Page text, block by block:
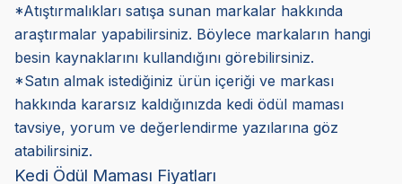
*Atıştırmalıkları satışa sunan markalar hakkında
araştırmalar yapabilirsiniz. Böylece markaların hangi
besin kaynaklarını kullandığını görebilirsiniz.
*Satın almak istediğiniz ürün içeriği ve markası
hakkında kararsız kaldığınızda kedi ödül maması
tavsiye, yorum ve değerlendirme yazılarına göz
atabilirsiniz.
Kedi Ödül Maması Fiyatları